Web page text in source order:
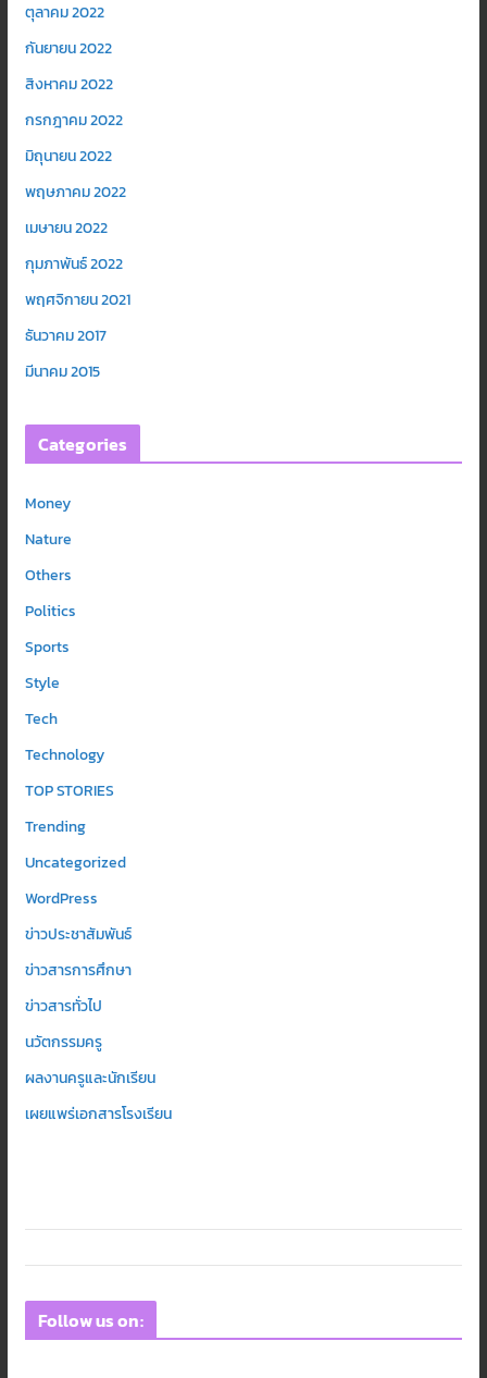
ตุลาคม 2022
กันยายน 2022
สิงหาคม 2022
กรกฎาคม 2022
มิถุนายน 2022
พฤษภาคม 2022
เมษายน 2022
กุมภาพันธ์ 2022
พฤศจิกายน 2021
ธันวาคม 2017
มีนาคม 2015
Categories
Money
Nature
Others
Politics
Sports
Style
Tech
Technology
TOP STORIES
Trending
Uncategorized
WordPress
ข่าวประชาสัมพันธ์
ข่าวสารการศึกษา
ข่าวสารทั่วไป
นวัตกรรมครู
ผลงานครูและนักเรียน
เผยแพร่เอกสารโรงเรียน
Follow us on: